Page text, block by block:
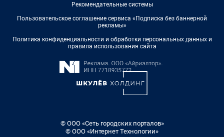
Рекомендательные системы
Пользовательское соглашение сервиса «Подписка без баннерной
рекламы»
Политика конфиденциальности и обработки персональных данных и
правила использования сайта
© ООО «Сеть городских порталов»
© ООО «Интернет Технологии»